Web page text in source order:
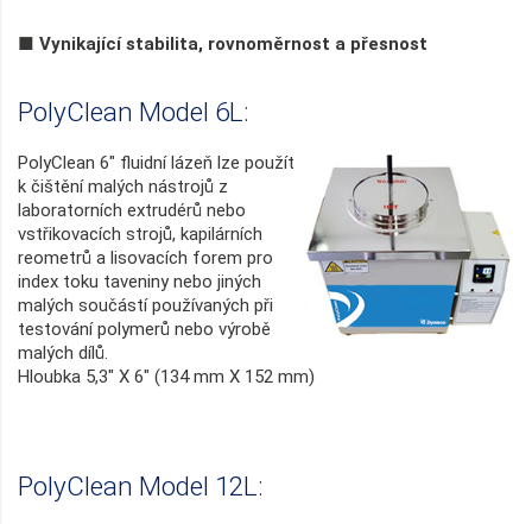
■ Vynikající stabilita, rovnoměrnost a přesnost
PolyClean Model 6L:
PolyClean 6" fluidní lázeň lze použít
k čištění malých nástrojů z
laboratorních extrudérů nebo
vstřikovacích strojů, kapilárních
reometrů a lisovacích forem pro
index toku taveniny nebo jiných
malých součástí používaných při
testování polymerů nebo výrobě
malých dílů.
Hloubka 5,3" X 6" (134 mm X 152 mm)
PolyClean Model 12L: